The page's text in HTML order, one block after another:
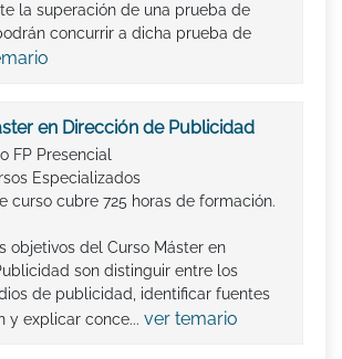
la superación de una prueba de
concurrir a dicha prueba de
en Dirección de Publicidad
FP Presencial
Especializados
curso cubre 725 horas de formación.
objetivos del Curso Máster en
son distinguir entre los
de publicidad, identificar fuentes
y explicar conce... ver temario